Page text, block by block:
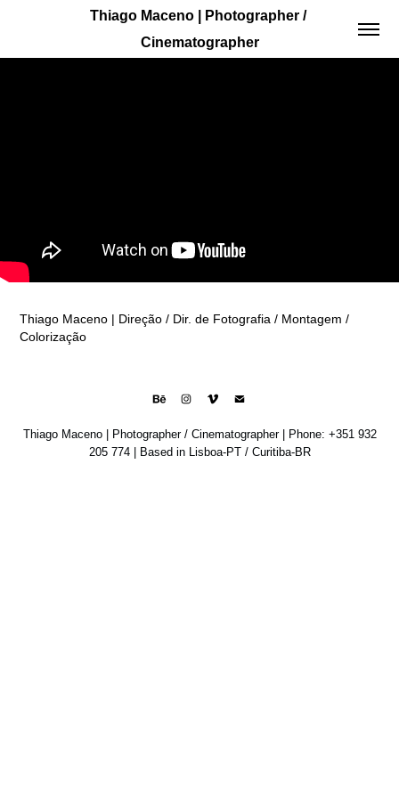
Thiago Maceno | Photographer /
Cinematographer
Thiago Maceno | Direção / Dir. de Fotografia / Montagem /
Colorização
Thiago Maceno | Photographer / Cinematographer | Phone: +351 932
205 774 | Based in Lisboa-PT / Curitiba-BR